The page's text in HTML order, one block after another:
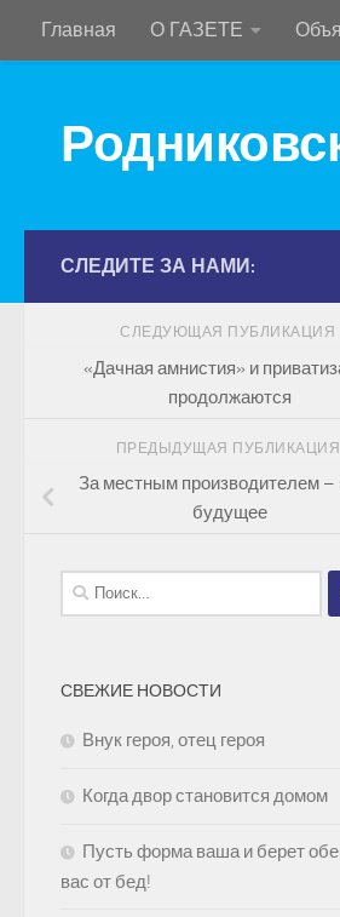
Перейти к содержимому
Главная О ГАЗЕТЕ
СЛЕДИТЕ ЗА НАМИ:
СЛЕДУЮЩАЯ ПУБЛИКАЦИЯ
«Дачная амнистия» и
продолжаются
ПРЕДЫДУЩАЯ ПУБЛИКАЦИЯ
За местным производителем
будущее
Найти:
СВЕЖИЕ НОВОСТИ
Внук героя, отец героя
Когда двор становится домом
Пусть форма ваша и берет
вас от бед!